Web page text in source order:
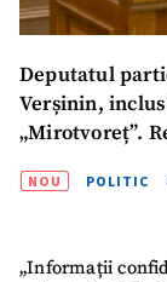
Deputatul
Verșinin,
„Mirotvoreț”.
NOU POLITIC
„Informații